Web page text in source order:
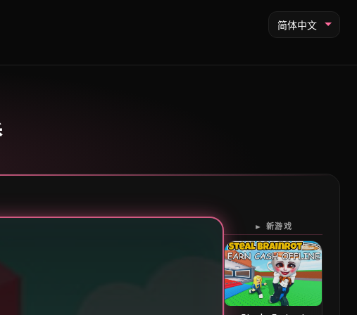
简体中文
► 新游戏